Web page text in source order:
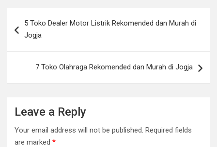
navigation
5 Toko Dealer Motor Listrik Rekomended dan Murah di
Jogja
7 Toko Olahraga Rekomended dan Murah di Jogja
Leave a Reply
Your email address will not be published. Required fields
are marked *